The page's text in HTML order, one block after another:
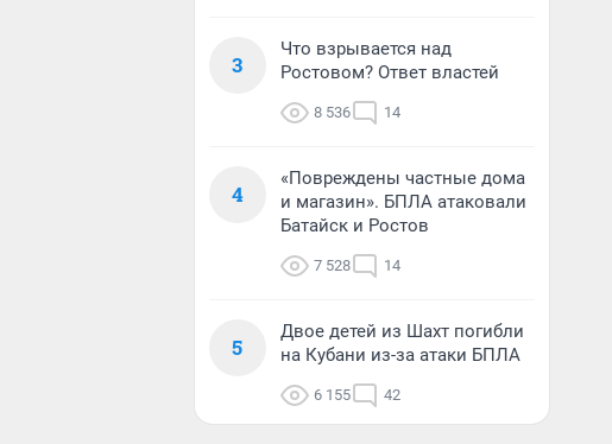
3
Что взрывается над
Ростовом? Ответ властей
8 536 14
4
«Повреждены частные дома
и магазин». БПЛА атаковали
Батайск и Ростов
7 528 14
5
Двое детей из Шахт погибли
на Кубани из-за атаки БПЛА
6 155 42